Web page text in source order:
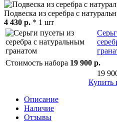
Подвеска из серебра с
4 430 p. * 1 шт
Стоимость набора 19 900 p.
19
Купить
Описание
Наличие
Отзывы